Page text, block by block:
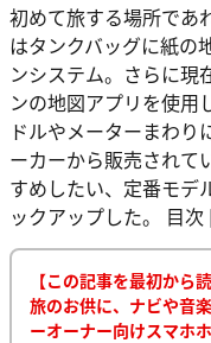
初めて旅する場所であ
はタンクバッグに紙の
ンシステム。さらに現
ンの地図アプリを使用
ドルやメーターまわり
ーカーから販売されて
すめしたい、定番モデ
ックアップした。 目
【この記事を最初から読
旅のお供に、ナビや音
ーオーナー向けスマホ